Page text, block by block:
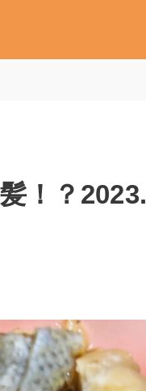
！？2023.